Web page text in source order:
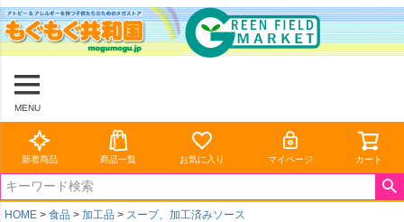
MENU
新着商品 商品一覧 お気に入り マイページ カート
HOME 食品 加工品
スープ、加工済みソース